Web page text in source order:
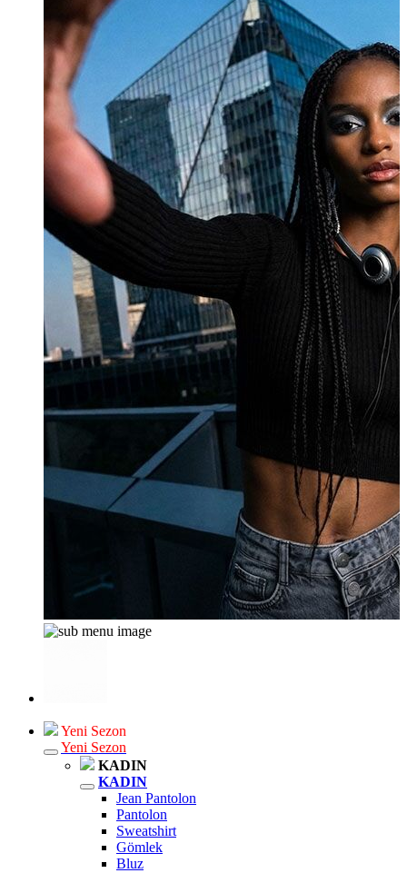
Yeni Sezon
Yeni Sezon
KADIN
KADIN
Jean Pantolon
Pantolon
Sweatshirt
Gömlek
Bluz